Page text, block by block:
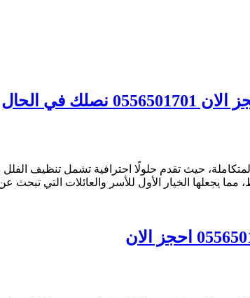
حيث تقدم حلولًا احترافية تشمل تنظيف الفلل
يجعلها الخيار الأول للأسر والعائلات التي تبحث